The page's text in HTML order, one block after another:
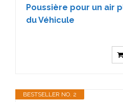
Poussière pour un air
du Véhicule
BESTSELLER NO. 2